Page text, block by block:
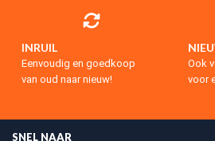
INRUIL
Eenvoudig en goedkoop
van oud naar nieuw!
Ook
voor
SNEL NAAR